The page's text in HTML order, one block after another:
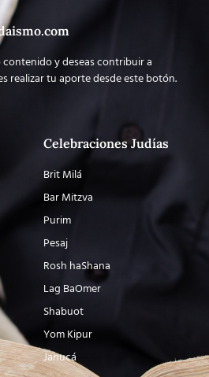
y deseas contribuir a
realizar tu aporte desde este botón.
Celebraciones Judías
Brit Milá
Bar Mitzva
Purim
Pesaj
Rosh haShana
Lag BaOmer
Shabuot
Yom Kipur
Janucá